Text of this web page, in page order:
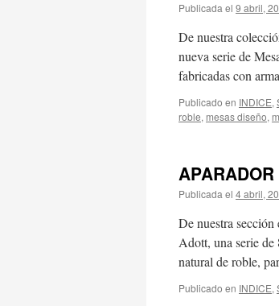
Publicada el 9 abril,
De nuestra
nueva serie de
fabricadas con
Publicado en INDICE,
roble, mesas diseño,
Publicada el 4 abril,
De nuestra sección
Adott, una serie de
natural de roble,
Publicado en INDICE,